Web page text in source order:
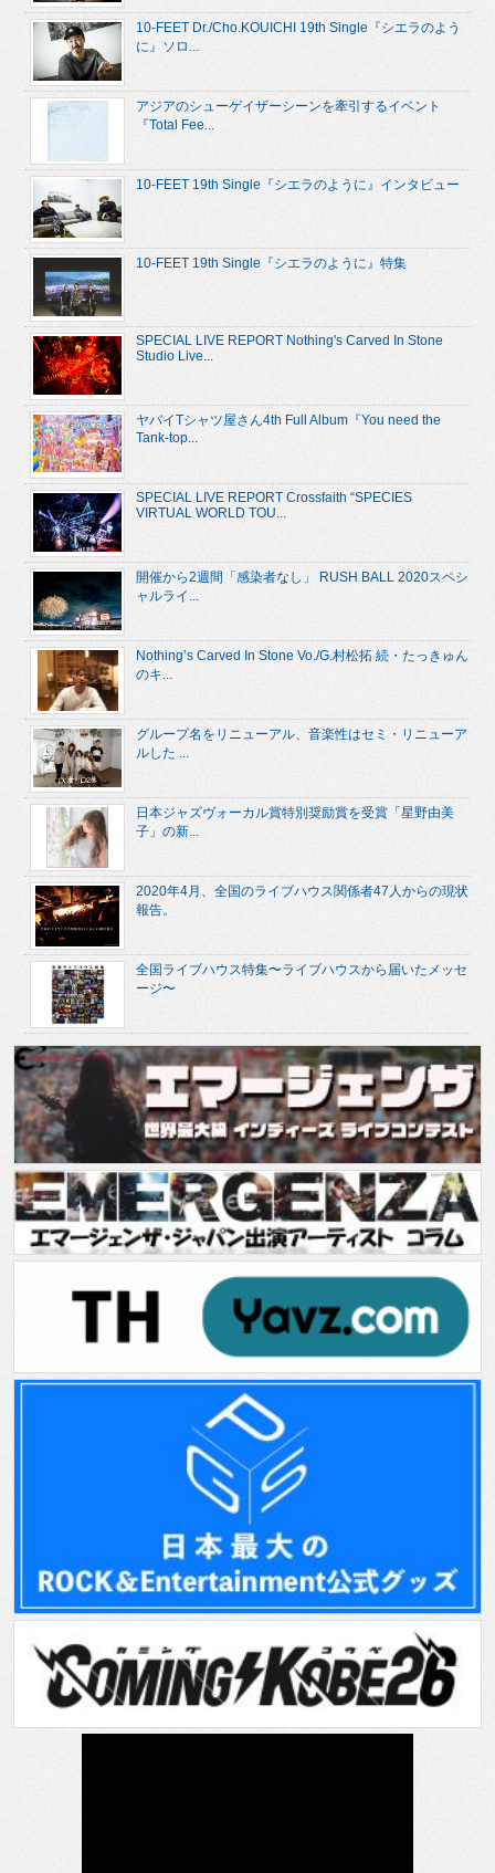
10-FEET Dr./Cho.KOUICHI 19th Single『シエラのよう
に』ソロ...
アジアのシューゲイザーシーンを牽引するイベント
『Total Fee...
10-FEET 19th Single『シエラのように』インタビュー
10-FEET 19th Single『シエラのように』特集
SPECIAL LIVE REPORT Nothing's Carved In Stone
Studio Live...
ヤバイTシャツ屋さん4th Full Album『You need the
Tank-top...
SPECIAL LIVE REPORT Crossfaith “SPECIES
VIRTUAL WORLD TOU...
開催から2週間「感染者なし」 RUSH BALL 2020スペシ
ャルライ...
Nothing’s Carved In Stone Vo./G.村松拓 続・たっきゅん
のキ...
グループ名をリニューアル、音楽性はセミ・リニューア
ルした ...
日本ジャズヴォーカル賞特別奨励賞を受賞「星野由美
子」の新...
2020年4月、全国のライブハウス関係者47人からの現状
報告。
全国ライブハウス特集〜ライブハウスから届いたメッセ
ージ〜